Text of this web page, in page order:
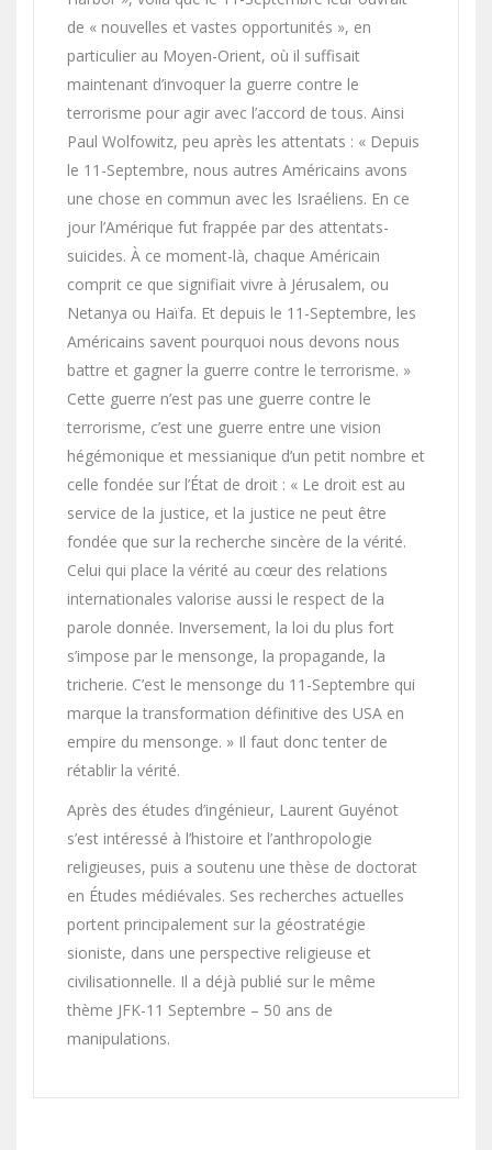
de « nouvelles et vastes opportunités », en
particulier au Moyen-Orient, où il suffisait
maintenant d’invoquer la guerre contre le
terrorisme pour agir avec l’accord de tous. Ainsi
Paul Wolfowitz, peu après les attentats : « Depuis
le 11-Septembre, nous autres Américains avons
une chose en commun avec les Israéliens. En ce
jour l’Amérique fut frappée par des attentats-
suicides. À ce moment-là, chaque Américain
comprit ce que signifiait vivre à Jérusalem, ou
Netanya ou Haïfa. Et depuis le 11-Septembre, les
Américains savent pourquoi nous devons nous
battre et gagner la guerre contre le terrorisme. »
Cette guerre n’est pas une guerre contre le
terrorisme, c’est une guerre entre une vision
hégémonique et messianique d’un petit nombre et
celle fondée sur l’État de droit : « Le droit est au
service de la justice, et la justice ne peut être
fondée que sur la recherche sincère de la vérité.
Celui qui place la vérité au cœur des relations
internationales valorise aussi le respect de la
parole donnée. Inversement, la loi du plus fort
s’impose par le mensonge, la propagande, la
tricherie. C’est le mensonge du 11-Septembre qui
marque la transformation définitive des USA en
empire du mensonge. » Il faut donc tenter de
rétablir la vérité.
Après des études d’ingénieur, Laurent Guyénot
s’est intéressé à l’histoire et l’anthropologie
religieuses, puis a soutenu une thèse de doctorat
en Études médiévales. Ses recherches actuelles
portent principalement sur la géostratégie
sioniste, dans une perspective religieuse et
civilisationnelle. Il a déjà publié sur le même
thème JFK-11 Septembre – 50 ans de
manipulations.